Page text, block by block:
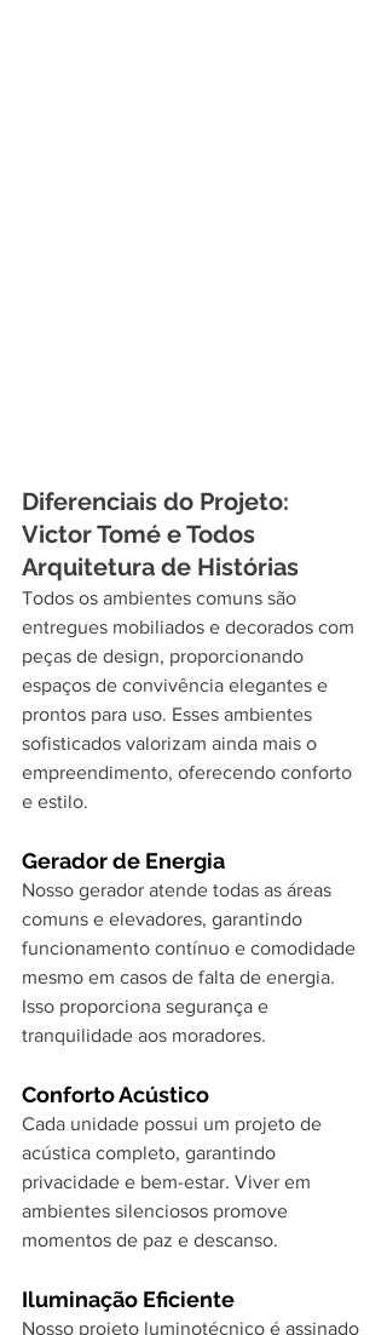
Diferenciais do Projeto:
Victor Tomé e Todos
Arquitetura de Histórias
Todos os ambientes comuns são
entregues mobiliados e decorados com
peças de design, proporcionando
espaços de convivência elegantes e
prontos para uso. Esses ambientes
sofisticados valorizam ainda mais o
empreendimento, oferecendo conforto
e estilo.
Gerador de Energia
Nosso gerador atende todas as áreas
comuns e elevadores, garantindo
funcionamento contínuo e comodidade
mesmo em casos de falta de energia.
Isso proporciona segurança e
tranquilidade aos moradores.
Conforto Acústico
Cada unidade possui um projeto de
acústica completo, garantindo
privacidade e bem-estar. Viver em
ambientes silenciosos promove
momentos de paz e descanso.
Iluminação Eficiente
Nosso projeto luminotécnico é assinado